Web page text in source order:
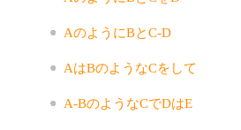
AのようにBとC-D
AはBのようなCをして
A-BのようなCでDはE